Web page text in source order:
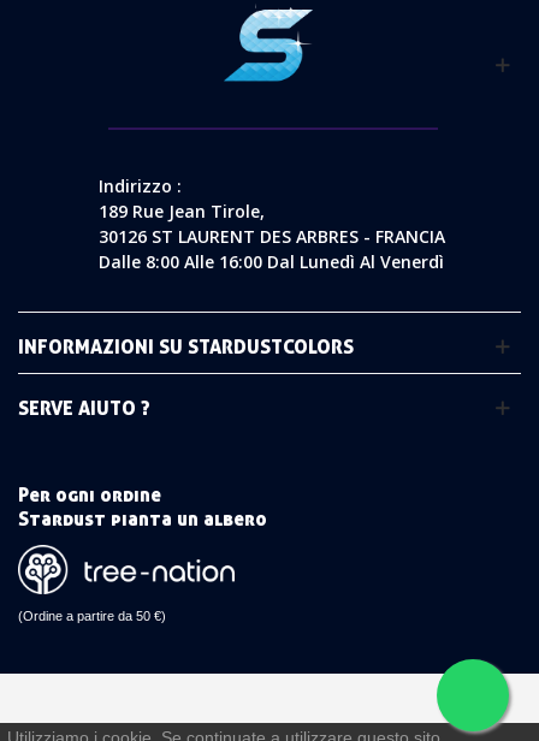
Indirizzo :
189 Rue Jean Tirole,
30126 ST LAURENT DES ARBRES - FRANCIA
Dalle 8:00 Alle 16:00 Dal Lunedì Al Venerdì
INFORMAZIONI SU STARDUSTCOLORS
SERVE AIUTO ?
Per ogni ordine
Stardust pianta un albero
(Ordine a partire da 50 €)